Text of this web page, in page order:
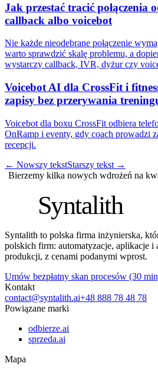
Jak przestać tracić połączenia
callback albo voicebot
Nie każde nieodebrane połączenie
warto sprawdzić skalę problemu, a
wystarczy callback, IVR, dyżur czy
Voicebot AI dla CrossFit i
zapisy bez przerywania
Voicebot dla boxu CrossFit odbiera
OnRamp i eventy, gdy coach prowadzi
recepcji.
← Nowszy tekstStarszy tekst →
Bierzemy kilka nowych wdrożeń na
Syntalith
Syntalith to polska firma inżynierska,
polskich firm: automatyzacje, aplikacje i
produkcji, z cenami podanymi wprost.
Umów bezpłatny skan procesów (30
Kontakt
contact@syntalith.ai+48 888 78 48 78
Powiązane marki
odbierze.ai
sprzeda.ai
Mapa